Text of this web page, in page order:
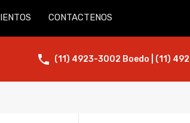
CONTACTENOS
(11) 4923-3002 Boedo | (11)